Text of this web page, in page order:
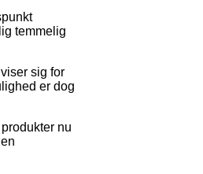
temmelig
sig for
er dog
nu